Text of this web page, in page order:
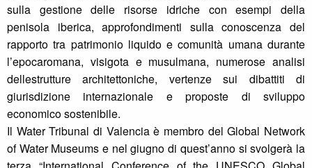
sulla gestione delle risorse idriche con esempi della
penisola iberica, approfondimenti sulla conoscenza del
rapporto tra patrimonio liquido e comunità umana durante
l’epocaromana, visigota e musulmana, numerose analisi
dellestrutture architettoniche, vertenze sui dibattiti di
giurisdizione internazionale e proposte di sviluppo
economico sostenibile.
Il Water Tribunal di Valencia è membro del Global Network
of Water Museums e nel giugno di quest’anno si svolgerà la